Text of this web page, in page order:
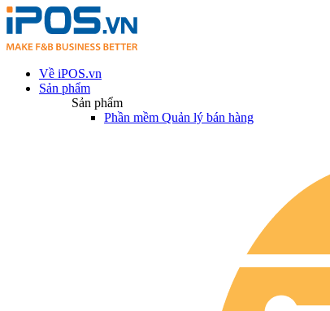
Về iPOS.vn
Sản phẩm
Sản phẩm
Phần mềm Quản lý bán hàng